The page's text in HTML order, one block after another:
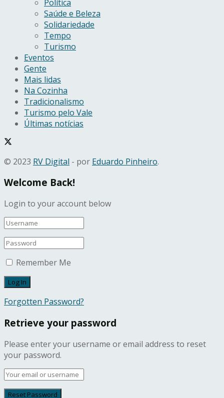
Política
Saúde e Beleza
Solidariedade
Tempo
Turismo
Eventos
Gente
Mais lidas
Na Cozinha
Tradicionalismo
Turismo pelo Vale
Últimas notícias
© 2023 RV Digital - por Eduardo Pinheiro.
Welcome Back!
Login to your account below
Remember Me
Forgotten Password?
Retrieve your password
Please enter your username or email address to reset
your password.